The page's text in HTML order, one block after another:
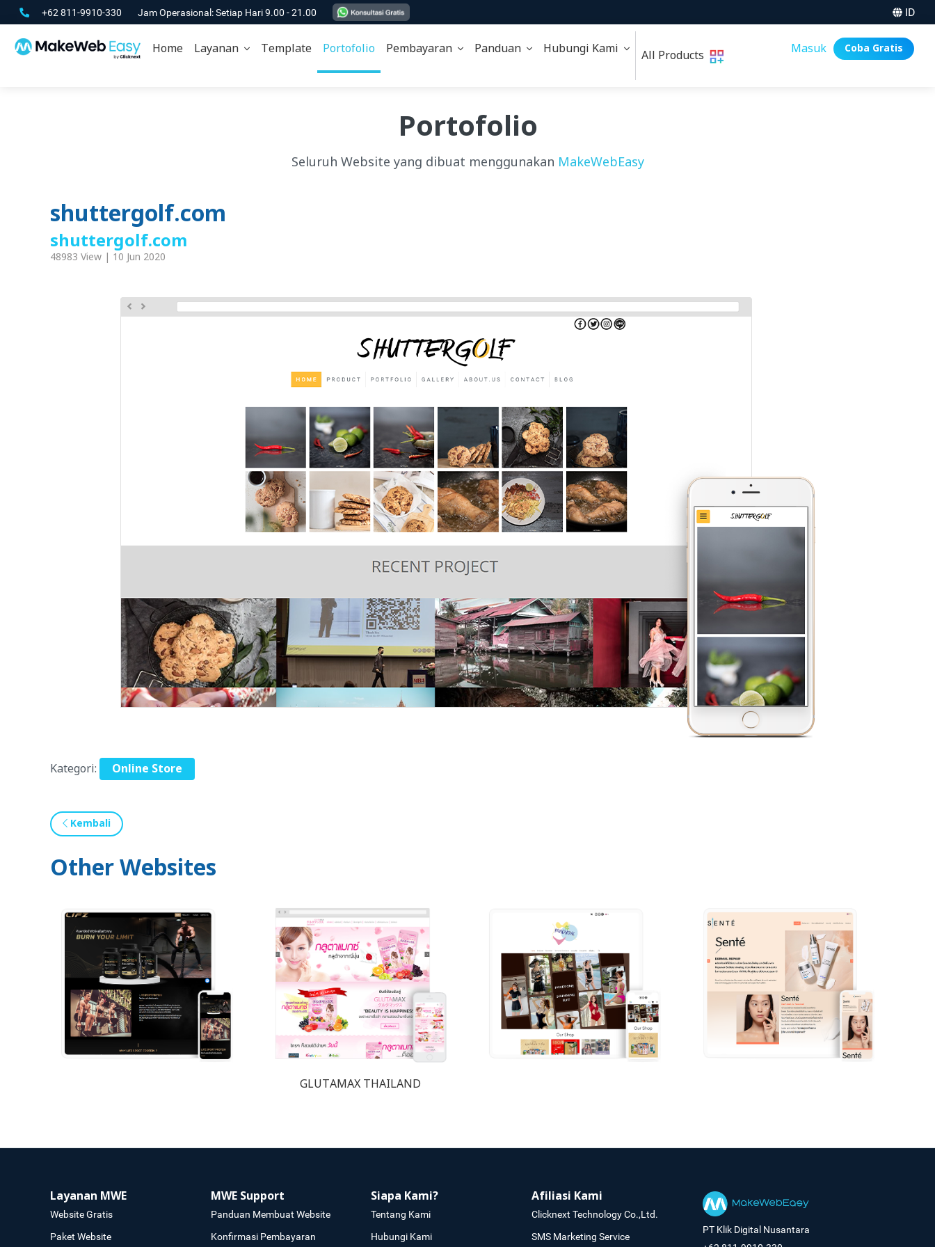
+62 811-9910-330 Jam Operasional: Setiap Hari 9.00 - 21.00 ID
Home Layanan Template Portofolio Pembayaran Panduan Hubungi Kami All Products Masuk Coba Gratis
Portofolio
Seluruh Website yang dibuat menggunakan MakeWebEasy
shuttergolf.com
shuttergolf.com
48983 View | 10 Jun 2020
Kategori: Online Store
Kembali
Other Websites
GLUTAMAX THAILAND
Layanan MWE
Website Gratis
Paket Website
MWE Support
Panduan Membuat Website
Konfirmasi Pembayaran
Siapa Kami?
Tentang Kami
Hubungi Kami
Afiliasi Kami
Clicknext Technology Co.,Ltd.
SMS Marketing Service
PT Klik Digital Nusantara